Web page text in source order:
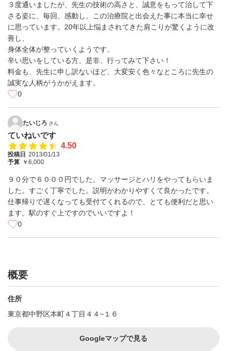
３度通いましたが、先生の技術の高さと、誠意をもって治して下
さる姿に、毎回、感動し、この治療院と出会えた事に本当に幸せ
に思っています。20年以上悩まされてきた肩こりが驚くように改
善し、
身体全体が整っていくようです。
辛い思いをしている方、是非、行ってみて下さい！
料金も、先生に申し訳ないほど、大変安く色々なところに先生の
誠実な人柄がうかがえます。
0
たいじろ さん
ていねいです
4.50
投稿日 2013/01/13
予算 ￥6,000
９０分で６０００円でした。マッサージとハリをやってもらいま
した。すごく丁寧でした。説明がわかりやすくて良かったです。
仕事帰りで遅くなっても受付てくれるので、とても便利だと思い
ます。駅のすぐ上ですのでいいですよ！
0
概要
住所
東京都中野区本町４丁目４４−１６
Googleマップで見る